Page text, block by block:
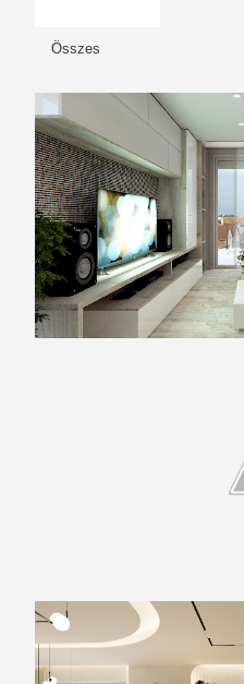
Összes